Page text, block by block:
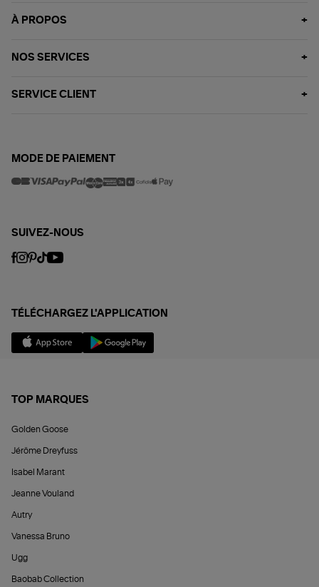
À PROPOS
NOS SERVICES
SERVICE CLIENT
MODE DE PAIEMENT
SUIVEZ-NOUS
TÉLÉCHARGEZ L'APPLICATION
TOP MARQUES
Golden Goose
Jérôme Dreyfuss
Isabel Marant
Jeanne Vouland
Autry
Vanessa Bruno
Ugg
Baobab Collection